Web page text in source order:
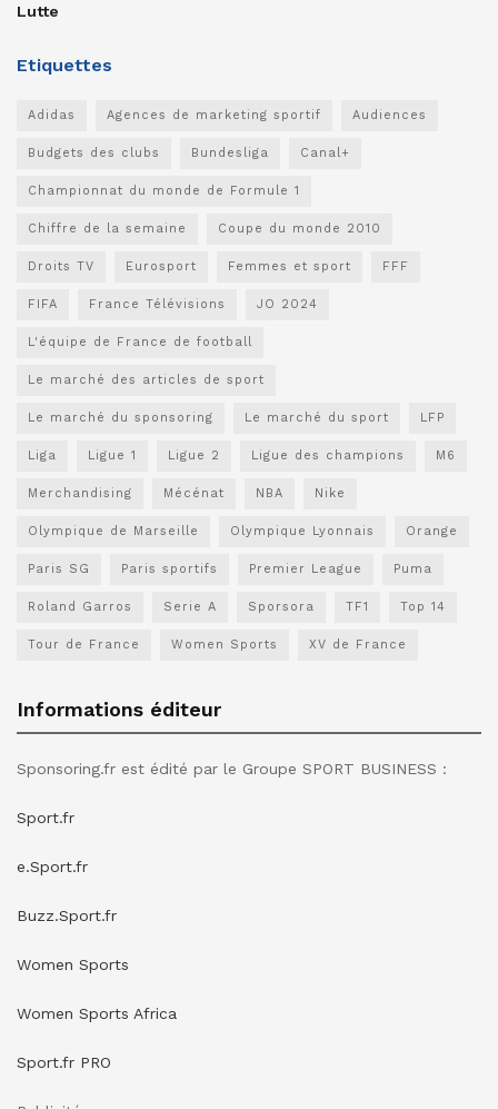
Lutte
Etiquettes
Adidas Agences de marketing sportif Audiences
Budgets des clubs Bundesliga Canal+
Championnat du monde de Formule 1
Chiffre de la semaine Coupe du monde 2010
Droits TV Eurosport Femmes et sport FFF
FIFA France Télévisions JO 2024
L'équipe de France de football
Le marché des articles de sport
Le marché du sponsoring Le marché du sport LFP
Liga Ligue 1 Ligue 2 Ligue des champions M6
Merchandising Mécénat NBA Nike
Olympique de Marseille Olympique Lyonnais Orange
Paris SG Paris sportifs Premier League Puma
Roland Garros Serie A Sporsora TF1 Top 14
Tour de France Women Sports XV de France
Informations éditeur
Sponsoring.fr est édité par le Groupe SPORT BUSINESS :
Sport.fr
e.Sport.fr
Buzz.Sport.fr
Women Sports
Women Sports Africa
Sport.fr PRO